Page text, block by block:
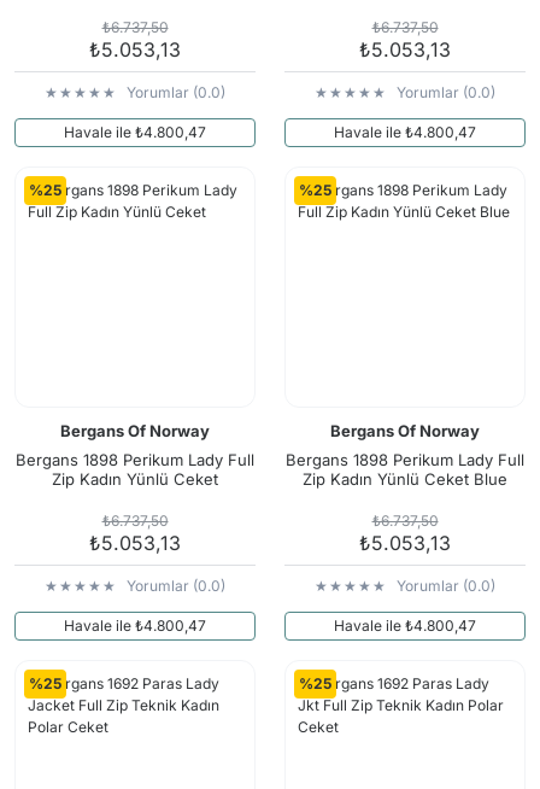
₺6.737,50
₺5.053,13
Yorumlar (0.0)
Havale ile ₺4.800,47
₺6.737,50
₺5.053,13
Yorumlar (0.0)
Havale ile ₺4.800,47
%25
Bergans Of Norway
Bergans 1898 Perikum Lady Full
Zip Kadın Yünlü Ceket
₺6.737,50
₺5.053,13
Yorumlar (0.0)
Havale ile ₺4.800,47
%25
Bergans Of Norway
Bergans 1898 Perikum Lady Full
Zip Kadın Yünlü Ceket Blue
₺6.737,50
₺5.053,13
Yorumlar (0.0)
Havale ile ₺4.800,47
%25 %25